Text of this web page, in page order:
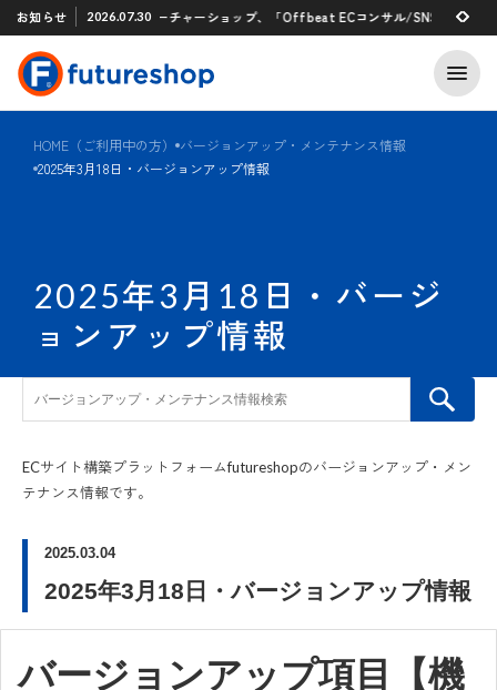
お知らせ
アプリ 「STAFF START」とのタグ連携を開始
2026.07.30
フューチャーショップ、「Offbeat ECコンサル/SNSマーケティング
2026.07.29
HOME（ご利用中の方）
バージョンアップ・メンテナンス情報
2025年3月18日・バージョンアップ情報
2025年3月18日・バージ
ョンアップ情報
ECサイト構築プラットフォームfutureshopのバージョンアップ・メン
テナンス情報です。
2025.03.04
2025年3月18日・バージョンアップ情報
バージョンアップ項目【機